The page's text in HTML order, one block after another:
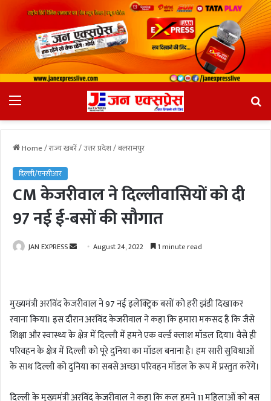
Home/राज्य खबरें/उत्तर प्रदेश/बलरामपुर
दिल्ली/एनसीआर
CM केजरीवाल ने दिल्लीवासियों को दी
97 नई ई-बसों की सौगात
JAN EXPRESS
a
n
e
m
a
l
August 24, 2022 1 minute read
मुख्यमंत्री अरविंद केजरीवाल ने 97 नई इलेक्ट्रिक बसों को हरी झंडी दिखाकर
रवाना किया। इस दौरान अरविंद केजरीवाल ने कहा कि हमारा मकसद है कि जैसे
शिक्षा और स्वास्थ्य के क्षेत्र में दिल्ली में हमने एक वर्ल्ड क्लाश मॉडल दिया। वैसे ही
परिवहन के क्षेत्र में दिल्ली को पूरे दुनिया का मॉडल बनाना है। हम सारी सुविधाओं
के साथ दिल्ली को दुनिया का सबसे अच्छा परिवहन मॉडल के रूप में प्रस्तुत करेंगे।
दिल्ली के मुख्यमंत्री अरविंद केजरीवाल ने कहा कि कल हमने 11 महिलाओं को बस